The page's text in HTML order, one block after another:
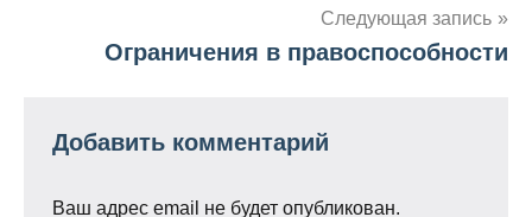
Следующая запись
Ограничения в правоспособности
Добавить комментарий
Ваш адрес email не будет опубликован.